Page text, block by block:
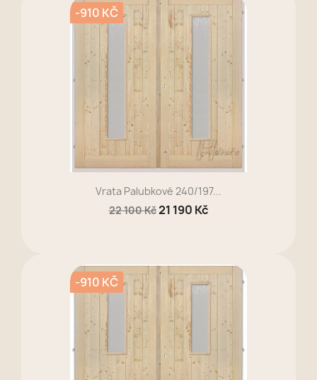
Vrata Palubkové 240/197...
22 100 Kč21 190 Kč
-910 KČ
-910 KČ